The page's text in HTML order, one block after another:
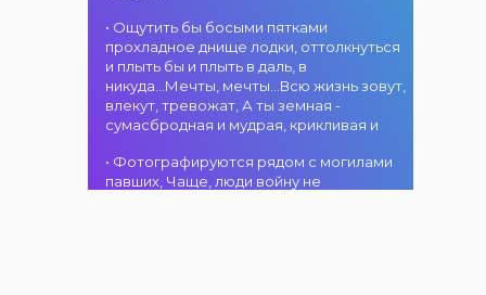
ритмы и
праздничное
настроение!
зажигательные
ритмы, мощная
культуры
#REPOST
@kstnews.kz - Во
летия со дня
основания
Костанайской
области подвели
г. Костанай дом
культуры
• Ощутить бы босыми пятками
прохладное днище лодки, оттолкнуться
и плыть бы и плыть в даль, в
никуда...Мечты, мечты...Всю жизнь зовут,
влекут, тревожат, А ты земная -
сумасбродная и мудрая, крикливая и
• Фотографируются рядом с могилами
павших, Чаще, люди войну не